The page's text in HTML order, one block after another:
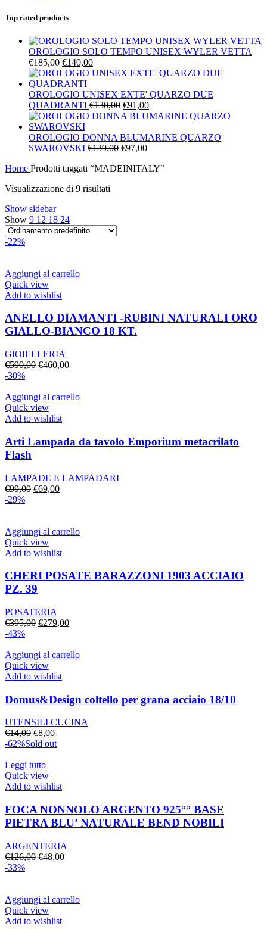
Top rated products
OROLOGIO SOLO TEMPO UNISEX WYLER VETTA
€185,00 Il
prezzo
originale
era:
€185,00.
€140,00Il
prezzo
è:
€140,00.
OROLOGIO UNISEX EXTE' QUARZO DUE
QUADRANTI €130,00 Il
prezzo
era:
€130,00.
€91,00Il
prezzo
è:
OROLOGIO DONNA BLUMARINE QUARZO
SWAROVSKI €139,00 Il
originale
€97,00Il
attuale
Home Prodotti taggati “MADEINITALY”
Visualizzazione di 9 risultati
Show sidebar
Show 9 12 18 24
-22%
Aggiungi al carrello
Quick view
Add to wishlist
ANELLO DIAMANTI -RUBINI NATURALI ORO
GIALLO-BIANCO 18 KT.
GIOIELLERIA
€590,00 Il
era:
€590,00.
€460,00Il
è:
-30%
Aggiungi al carrello
Quick view
Add to wishlist
Arti Lampada da tavolo Emporium metacrilato
Flash
LAMPADE E LAMPADARI
€99,00 Il
€99,00.
€69,00Il
€69,00.
-29%
Aggiungi al carrello
Quick view
Add to wishlist
CHERI POSATE BARAZZONI 1903 ACCIAIO
PZ. 39
POSATERIA
€395,00 Il
era:
€395,00.
€279,00Il
è:
-43%
Aggiungi al carrello
Quick view
Add to wishlist
Domus&Design coltello per grana acciaio 18/10
UTENSILI CUCINA
€14,00 Il
prezzo
era:
€14,00.
€8,00Il
prezzo
-62%Sold out
Leggi tutto
Quick view
Add to wishlist
FOCA NONNOLO ARGENTO 925°° BASE
PIETRA BLU’ NATURALE BEND NOBILI
ARGENTERIA
€126,00 Il
€126,00.
€48,00Il
€48,00.
-33%
Aggiungi al carrello
Quick view
Add to wishlist